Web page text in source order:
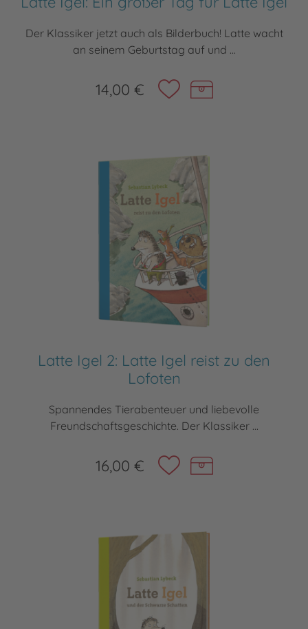
Der Klassiker jetzt auch als Bilderbuch! Latte wacht
an seinem Geburtstag auf und ...
14,00 €
Latte Igel 2: Latte Igel reist zu den
Lofoten
Spannendes Tierabenteuer und liebevolle
Freundschaftsgeschichte. Der Klassiker ...
16,00 €